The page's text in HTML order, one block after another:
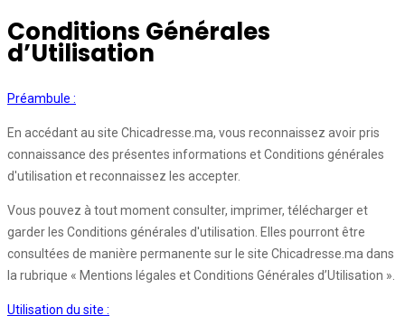
Conditions Générales
d’Utilisation
Préambule :
En accédant au site Chicadresse.ma, vous reconnaissez avoir pris
connaissance des présentes informations et Conditions générales
d'utilisation et reconnaissez les accepter.
Vous pouvez à tout moment consulter, imprimer, télécharger et
garder les Conditions générales d'utilisation. Elles pourront être
consultées de manière permanente sur le site Chicadresse.ma dans
la rubrique « Mentions légales et Conditions Générales d’Utilisation ».
Utilisation du site :